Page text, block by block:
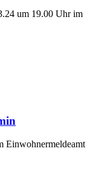
um 19.00 Uhr im
Einwohnermeldeamt